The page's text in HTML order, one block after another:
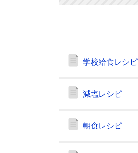
学校給食レシ
減塩レシピ
朝食レシピ